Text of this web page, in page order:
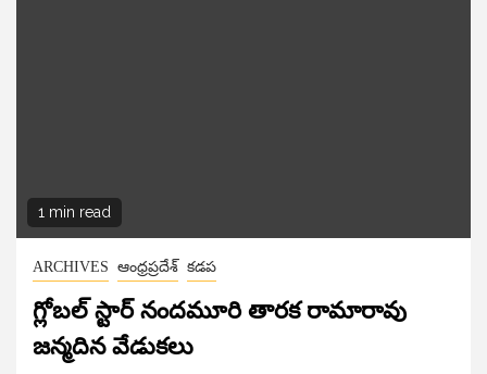
1 min read
ARCHIVES ఆంధ్రప్రదేశ్ కడప
గ్లోబల్ స్టార్ నందమూరి తారక రామారావు
జన్మదిన వేడుకలు